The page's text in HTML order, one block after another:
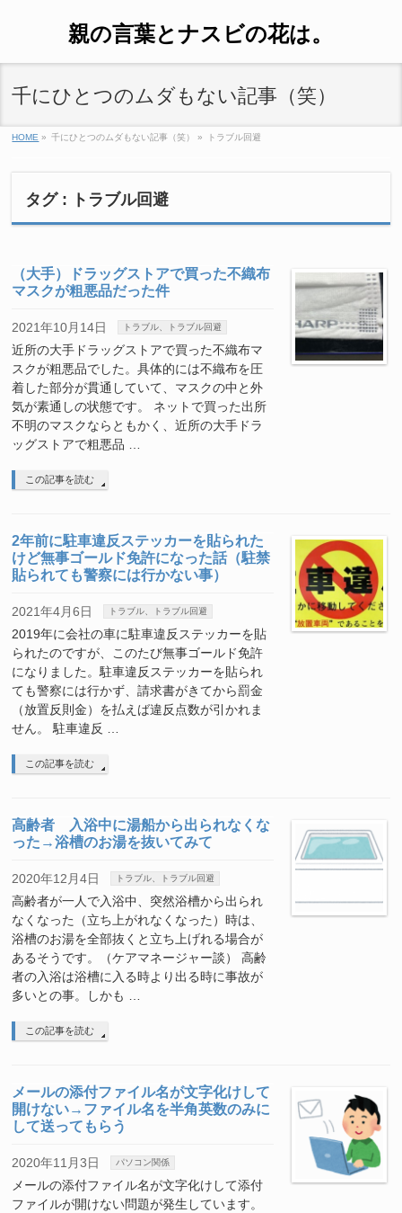
親の言葉とナスビの花は。
千にひとつのムダもない記事（笑）
HOME » 千にひとつのムダもない記事（笑） » トラブル回避
タグ : トラブル回避
（大手）ドラッグストアで買った不織布
マスクが粗悪品だった件
2021年10月14日 トラブル、トラブル回避
近所の大手ドラッグストアで買った不織布マ
スクが粗悪品でした。具体的には不織布を圧
着した部分が貫通していて、マスクの中と外
気が素通しの状態です。 ネットで買った出所
不明のマスクならともかく、近所の大手ドラ
ッグストアで粗悪品 …
この記事を読む
2年前に駐車違反ステッカーを貼られた
けど無事ゴールド免許になった話（駐禁
貼られても警察には行かない事）
2021年4月6日 トラブル、トラブル回避
2019年に会社の車に駐車違反ステッカーを貼
られたのですが、このたび無事ゴールド免許
になりました。駐車違反ステッカーを貼られ
ても警察には行かず、請求書がきてから罰金
（放置反則金）を払えば違反点数が引かれま
せん。 駐車違反 …
この記事を読む
高齢者 入浴中に湯船から出られなくな
った→浴槽のお湯を抜いてみて
2020年12月4日 トラブル、トラブル回避
高齢者が一人で入浴中、突然浴槽から出られ
なくなった（立ち上がれなくなった）時は、
浴槽のお湯を全部抜くと立ち上げれる場合が
あるそうです。（ケアマネージャー談） 高齢
者の入浴は浴槽に入る時より出る時に事故が
多いとの事。しかも …
この記事を読む
メールの添付ファイル名が文字化けして
開けない→ファイル名を半角英数のみに
して送ってもらう
2020年11月3日 パソコン関係
メールの添付ファイル名が文字化けして添付
ファイルが開けない問題が発生しています。